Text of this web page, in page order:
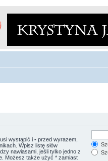
wystąpić i - przed wyrazem,
Wpisz listę słów
nawiasami, jeśli tylko jedno z
Możesz także użyć * zamiast